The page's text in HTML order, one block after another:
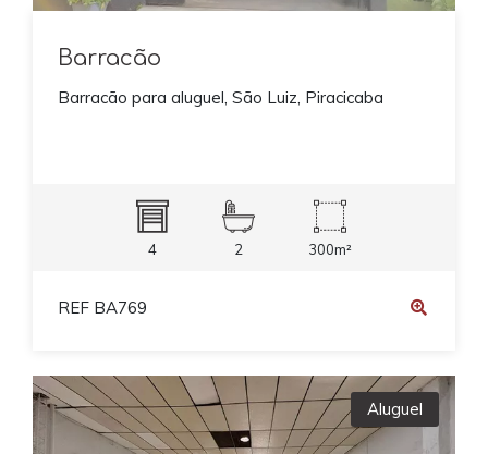
Barracão
Barracão para aluguel, São Luiz, Piracicaba
4 2 300m²
REF BA769
Aluguel